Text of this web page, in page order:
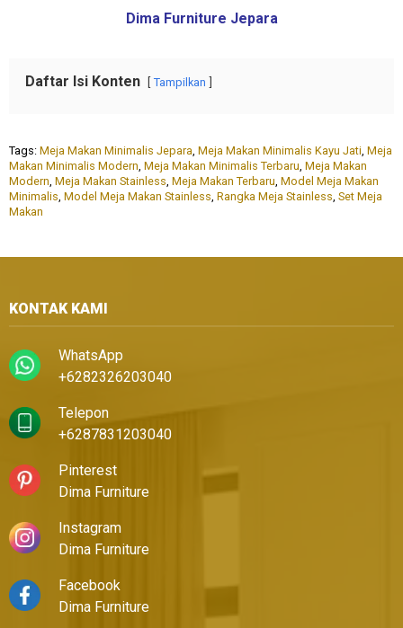
Dima Furniture Jepara
Daftar Isi Konten Tampilkan
Tags: Meja Makan Minimalis Jepara Meja Makan Minimalis Kayu Jati Meja
Makan Minimalis Modern Meja Makan Minimalis Terbaru Meja Makan
Modern Meja Makan Stainless Meja Makan Terbaru Model Meja Makan
Minimalis Model Meja Makan Stainless Rangka Meja Stainless Set Meja
Makan
KONTAK KAMI
WhatsApp
+6282326203040
Telepon
+6287831203040
Pinterest
Dima Furniture
Instagram
Dima Furniture
Facebook
Dima Furniture